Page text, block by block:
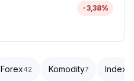
-3,38%
Forex42 Komodity7 Indexy